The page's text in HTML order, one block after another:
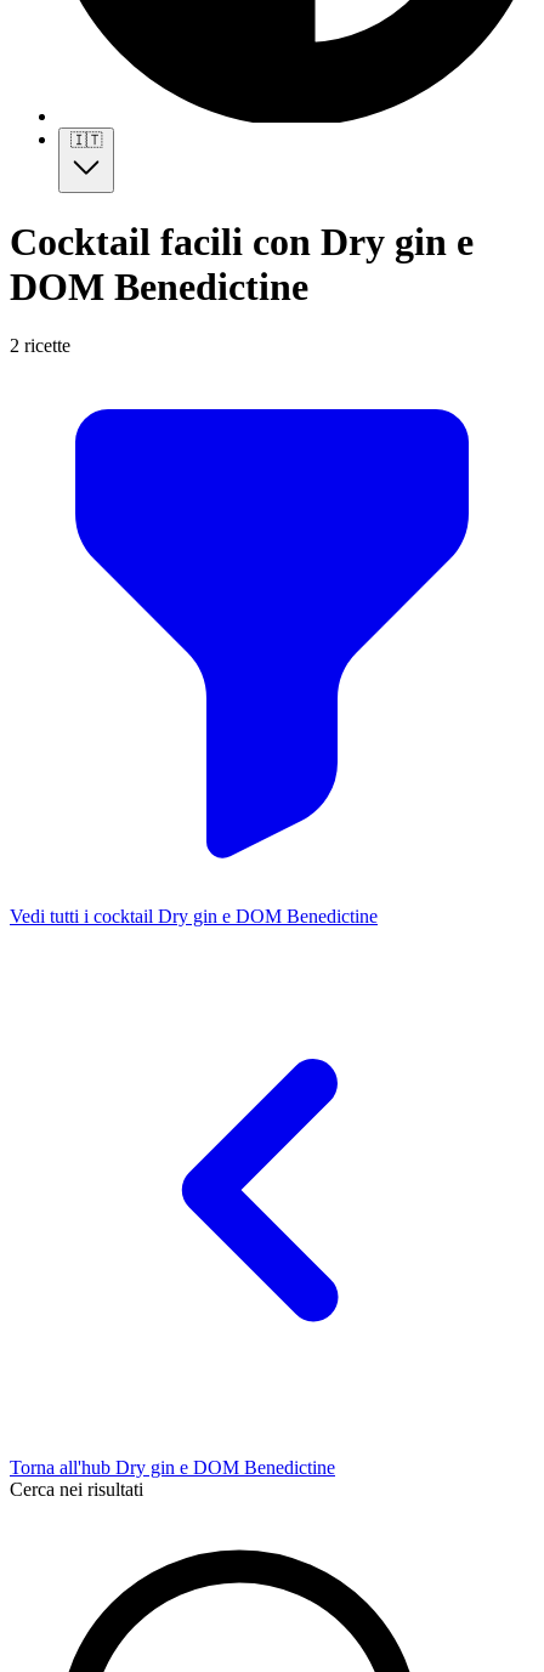
🇮🇹
Cocktail facili con Dry gin e
DOM Benedictine
2 ricette
Vedi tutti i cocktail Dry gin e DOM Benedictine
Torna all'hub Dry gin e DOM Benedictine
Cerca nei risultati